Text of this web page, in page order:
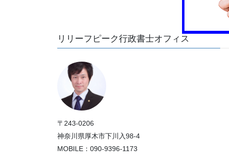
リリーフピーク行政書士オフィス
〒243-0206
神奈川県厚木市下川入98-4
MOBILE：090-9396-1173